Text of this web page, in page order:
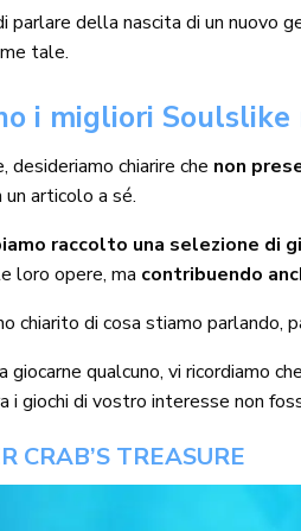
parlare della nascita di un nuovo
tale.
i migliori
desideriamo chiarire che non
articolo a sé.
raccolto una selezione di
loro opere, ma contribuendo
chiarito di cosa stiamo parlando,
giocarne qualcuno, vi ricordiamo
i giochi di vostro interesse non
CRAB’S TREASURE